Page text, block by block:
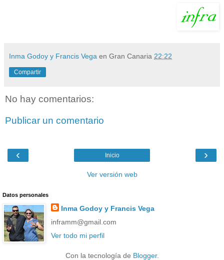
Inma Godoy y Francis Vega en Gran Canaria 22:22
Compartir
No hay comentarios:
Publicar un comentario
‹ ›
Inicio
Ver versión web
Datos personales
Inma Godoy y Francis Vega
inframm@gmail.com
Ver todo mi perfil
Con la tecnología de Blogger.